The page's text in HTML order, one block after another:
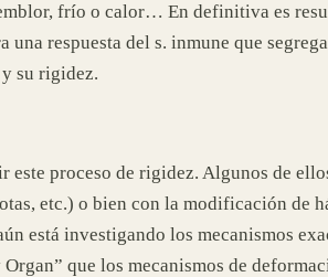
frío o calor… En definitiva es
respuesta del s. inmune que
su rigidez.
proceso de rigidez. Algunos de
etc.) o bien con la modificación de
está investigando los mecanismos
que los mecanismos de